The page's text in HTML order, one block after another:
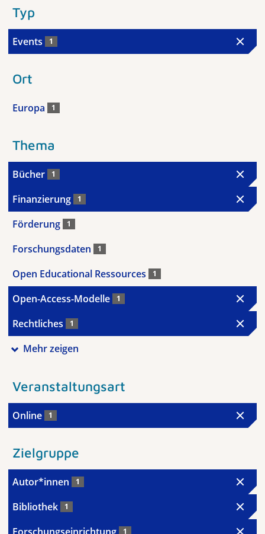
Typ
Events 1
Ort
Europa 1
Thema
Bücher 1
Finanzierung 1
Förderung 1
Forschungsdaten 1
Open Educational Ressources 1
Open-Access-Modelle 1
Rechtliches 1
Mehr zeigen
Veranstaltungsart
Online 1
Zielgruppe
Autor*innen 1
Bibliothek 1
Forschungseinrichtung 1